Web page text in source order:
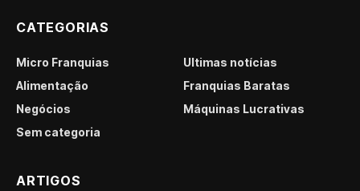
CATEGORIAS
Micro Franquias
Últimas notícias
Alimentação
Franquias Baratas
Negócios
Máquinas Lucrativas
Sem categoria
ARTIGOS